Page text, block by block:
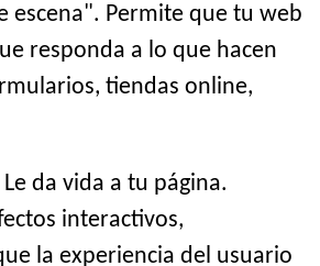
escena". Permite que tu web
responda a lo que hacen
tiendas online,
Le da vida a tu página.
interactivos,
la experiencia del usuario